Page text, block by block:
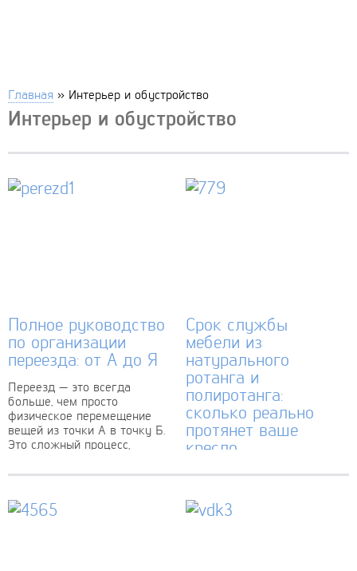
Главная » Интерьер и обустройство
Интерьер и обустройство
Полное руководство
по организации
переезда: от А до Я
Переезд — это всегда
больше, чем просто
физическое перемещение
вещей из точки А в точку Б.
Это сложный процесс,
планирования, ресурсов и,
Срок службы
мебели из
натурального
ротанга и
полиротанга:
сколько реально
протянет ваше
кресло
Когда я в прошлом году
делом спросил продавца: «А
на сколько лет вообще